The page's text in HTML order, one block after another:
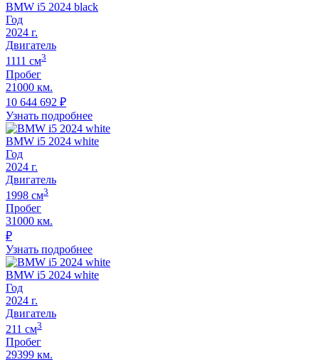
BMW i5 2024 black
Год
2024 г.
Двигатель
1111 cм3
Пробег
21000 км.
10 644 692 ₽
Узнать подробнее
BMW i5 2024 white
Год
2024 г.
Двигатель
1998 cм3
Пробег
31000 км.
₽
Узнать подробнее
BMW i5 2024 white
Год
2024 г.
Двигатель
211 cм3
Пробег
29399 км.